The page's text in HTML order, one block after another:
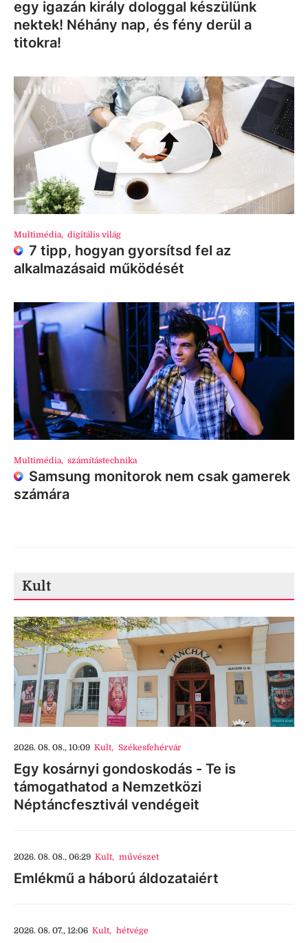
egy igazán király dologgal készülünk
nektek! Néhány nap, és fény derül a
titokra!
Multimédia, digitális világ
7 tipp, hogyan gyorsítsd fel az
alkalmazásaid működését
Multimédia, számítástechnika
Samsung monitorok nem csak gamerek
számára
Kult
2026. 08. 08., 10:09 Kult, Székesfehérvár
Egy kosárnyi gondoskodás - Te is
támogathatod a Nemzetközi
Néptáncfesztivál vendégeit
2026. 08. 08., 06:29 Kult, művészet
Emlékmű a háború áldozataiért
2026. 08. 07., 12:06 Kult, hétvége